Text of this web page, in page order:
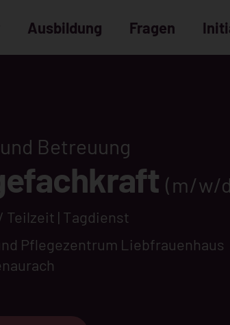
Ausbildung Fragen
Betreuung
(m/w/
Teilzeit | Tagdienst
Pflegezentrum Liebfrauenhaus